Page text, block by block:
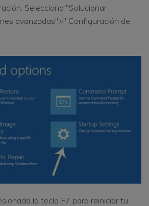
Selecciona "Solucionar
avanzadas">" Configuración de
la tecla F7 para reiniciar tu